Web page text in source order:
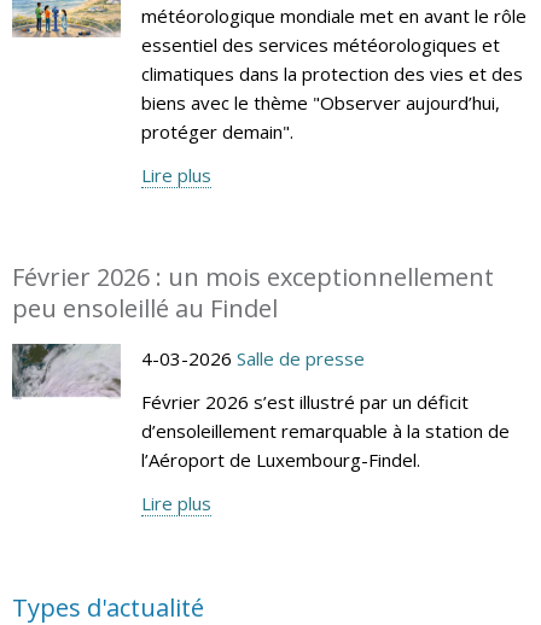
météorologique mondiale met en avant le rôle
essentiel des services météorologiques et
climatiques dans la protection des vies et des
biens avec le thème "Observer aujourd’hui,
protéger demain".
Lire plus
Février 2026 : un mois exceptionnellement
peu ensoleillé au Findel
4-03-2026 Salle de presse
Février 2026 s’est illustré par un déficit
d’ensoleillement remarquable à la station de
l’Aéroport de Luxembourg-Findel.
Lire plus
Types d'actualité